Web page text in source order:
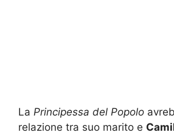
La Principessa del Popolo
relazione tra suo marito e